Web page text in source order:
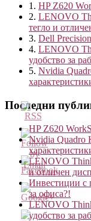
1. HP Z620
2. LENOVO
тегло и
3. Dell
4. LENOVO
удобство за
5. Nvidia
Последни
HP Z620
Nvidia Quadro
LENOVO
и отличен
Инвестиции с
за офиса?!
LENOVO
удобство за
http://